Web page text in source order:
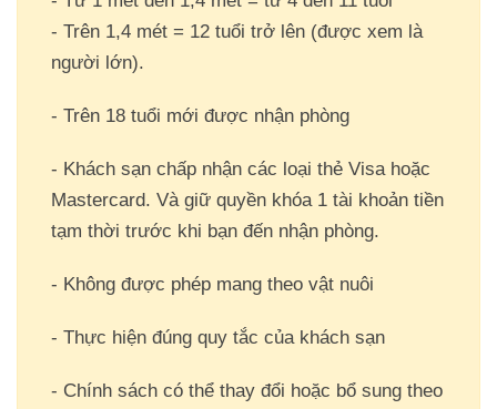
- Trên 1,4 mét = 12 tuổi trở lên (được xem là
người lớn).
- Trên 18 tuổi mới được nhận phòng
- Khách sạn chấp nhận các loại thẻ Visa hoặc
Mastercard. Và giữ quyền khóa 1 tài khoản tiền
tạm thời trước khi bạn đến nhận phòng.
- Không được phép mang theo vật nuôi
- Thực hiện đúng quy tắc của khách sạn
- Chính sách có thể thay đổi hoặc bổ sung theo